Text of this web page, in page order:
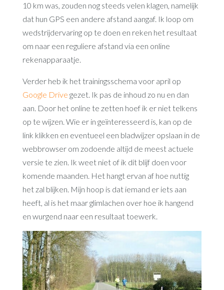
10 km was, zouden nog steeds velen klagen, namelijk
dat hun GPS een andere afstand aangaf. Ik loop om
wedstrijdervaring op te doen en reken het resultaat
om naar een reguliere afstand via een online
rekenapparaatje.
Verder heb ik het trainingsschema voor april op
Google Drive gezet. Ik pas de inhoud zo nu en dan
aan. Door het online te zetten hoef ik er niet telkens
op te wijzen. Wie er in geïnteresseerd is, kan op de
link klikken en eventueel een bladwijzer opslaan in de
webbrowser om zodoende altijd de meest actuele
versie te zien. Ik weet niet of ik dit blijf doen voor
komende maanden. Het hangt ervan af hoe nuttig
het zal blijken. Mijn hoop is dat iemand er iets aan
heeft, al is het maar glimlachen over hoe ik hangend
en wurgend naar een resultaat toewerk.